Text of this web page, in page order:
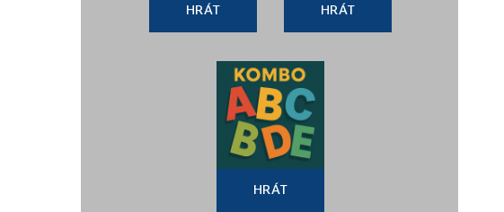
HRÁT HRÁT
HRÁT